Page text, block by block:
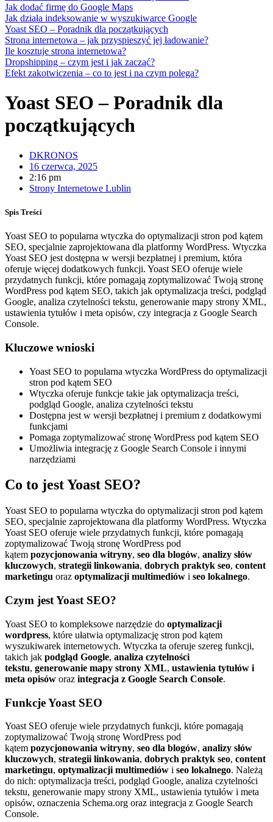
Jak dodać firmę do Google Maps
Jak działa indeksowanie w wyszukiwarce Google
Yoast SEO – Poradnik dla początkujących
Strona internetowa – jak przyspieszyć jej ładowanie?
Ile kosztuje strona internetowa?
Dropshipping – czym jest i jak zacząć?
Efekt zakotwiczenia – co to jest i na czym polega?
Yoast SEO – Poradnik dla
początkujących
DKRONOS
16 czerwca, 2025
2:16 pm
Strony Internetowe Lublin
Spis Treści
Yoast SEO to popularna wtyczka do optymalizacji stron pod kątem
SEO, specjalnie zaprojektowana dla platformy WordPress. Wtyczka
Yoast SEO jest dostępna w wersji bezpłatnej i premium, która
oferuje więcej dodatkowych funkcji. Yoast SEO oferuje wiele
przydatnych funkcji, które pomagają zoptymalizować Twoją stronę
WordPress pod kątem SEO, takich jak optymalizacja treści, podgląd
Google, analiza czytelności tekstu, generowanie mapy strony XML,
ustawienia tytułów i meta opisów, czy integracja z Google Search
Console.
Kluczowe wnioski
Yoast SEO to popularna wtyczka WordPress do optymalizacji
stron pod kątem SEO
Wtyczka oferuje funkcje takie jak optymalizacja treści,
podgląd Google, analiza czytelności tekstu
Dostępna jest w wersji bezpłatnej i premium z dodatkowymi
funkcjami
Pomaga zoptymalizować stronę WordPress pod kątem SEO
Umożliwia integrację z Google Search Console i innymi
narzędziami
Co to jest Yoast SEO?
Yoast SEO to popularna wtyczka do optymalizacji stron pod kątem
SEO, specjalnie zaprojektowana dla platformy WordPress. Wtyczka
Yoast SEO oferuje wiele przydatnych funkcji, które pomagają
zoptymalizować Twoją stronę WordPress pod
kątem pozycjonowania witryny, seo dla blogów, analizy słów
kluczowych, strategii linkowania, dobrych praktyk seo, content
marketingu oraz optymalizacji multimediów i seo lokalnego.
Czym jest Yoast SEO?
Yoast SEO to kompleksowe narzędzie do optymalizacji
wordpress, które ułatwia optymalizację stron pod kątem
wyszukiwarek internetowych. Wtyczka ta oferuje szereg funkcji,
takich jak podgląd Google, analiza czytelności
tekstu, generowanie mapy strony XML, ustawienia tytułów i
meta opisów oraz integracja z Google Search Console.
Funkcje Yoast SEO
Yoast SEO oferuje wiele przydatnych funkcji, które pomagają
zoptymalizować Twoją stronę WordPress pod
kątem pozycjonowania witryny, seo dla blogów, analizy słów
kluczowych, strategii linkowania, dobrych praktyk seo, content
marketingu, optymalizacji multimediów i seo lokalnego. Należą
do nich: optymalizacja treści, podgląd Google, analiza czytelności
tekstu, generowanie mapy strony XML, ustawienia tytułów i meta
opisów, oznaczenia Schema.org oraz integracja z Google Search
Console.